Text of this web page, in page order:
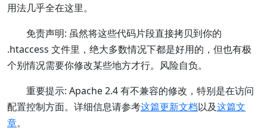
用法几乎全在这里。
免责声明: 虽然将这些代码片段直接拷贝到你的
.htaccess 文件里，绝大多数情况下都是好用的，但也有极
个别情况需要你修改某些地方才行。风险自负。
重要提示: Apache 2.4 有不兼容的修改，特别是在访问
配置控制方面。详细信息请参考这篇更新文档以及这篇文
章。